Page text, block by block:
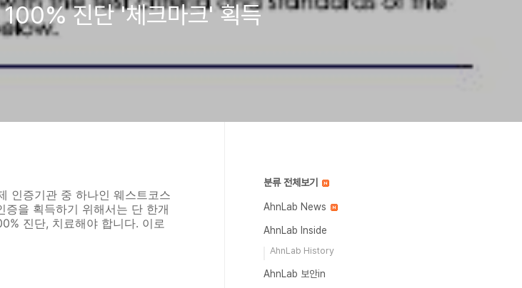
진단 '체크마크' 획득
인증기관 중 하나인 웨스트코스
을 획득하기 위해서는 단 한개
진단, 치료해야 합니다. 이로
분류 전체보기
AhnLab News
AhnLab Inside
AhnLab History
AhnLab 보안in